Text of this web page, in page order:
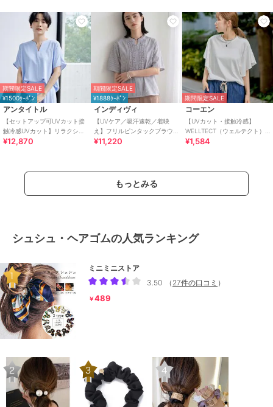
期間限定SALE
¥1500ｸｰﾎﾟﾝ
アンタイトル
【セットアップ可UVカット接
触冷感UVカット】リラクシー
キーVネックブラウス
¥12,870
期間限定SALE
¥1888ｸｰﾎﾟﾝ
インディヴィ
【UVケア／吸汗速乾／着映
え】フリルピンタックブラウ
ス
¥11,220
期間限定SALE
コーエン
【UVカット・接触冷感】
WELLTECT（ウェルテクト）
USAコットン フレアスリーブ
¥1,584
もっとみる
シュシュ・ヘアゴムの人気ランキング
ミニミニストア
3.50
（ 27件の口コミ ）
￥489